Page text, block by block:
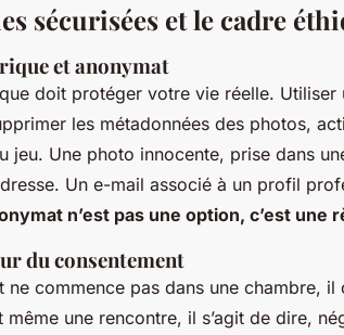
sécurisées et le cadre
et anonymat
doit protéger votre vie réelle. Utiliser
les métadonnées des photos,
jeu. Une photo innocente, prise dans
Un e-mail associé à un profil
n’est pas une option, c’est une
du consentement
ne commence pas dans une chambre,
même une rencontre, il s’agit de dire,